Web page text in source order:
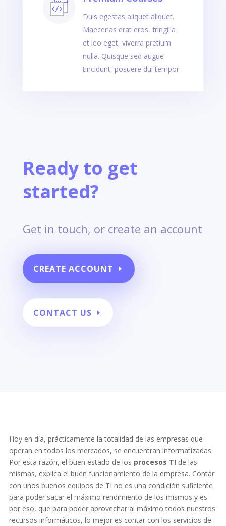
Duis egestas aliquet aliquet.
Maecenas erat eros, fringilla
et leo eget, viverra pretium
nulla. Quisque sed augue
tincidunt, posuere dui tempor.
Ready to get
started?
Get in touch, or create an account
CREATE ACCOUNT
CONTACT US
Hoy en día, prácticamente la totalidad de las empresas que
operan en todos los mercados, se encuentran informatizadas.
Por esta razón, el buen estado de los procesos TI de las
mismas, explica el buen funcionamiento de la empresa. Contar
con unos buenos equipos de TI no es una condición suficiente
para poder sacar el máximo rendimiento de los mismos y es
por eso, que para poder aprovechar al máximo todos nuestros
recursos informáticos, lo mejor es contar con los servicios de